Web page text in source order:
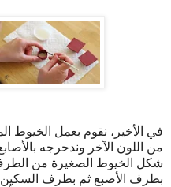
في الأخير، نقوم بعمل الخيوط
من اللون الآخر وندحرجه
شكل الخيوط الصغيرة من
بطرف الأصبع ثم بطرف